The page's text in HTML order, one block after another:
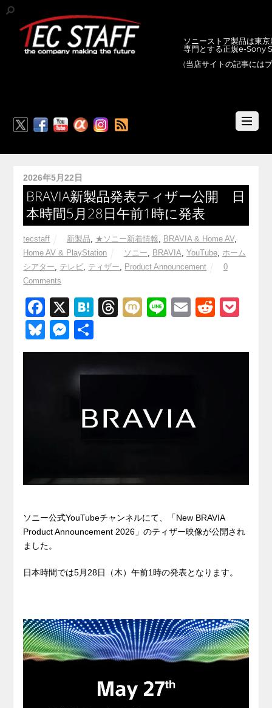
ソニーストア製品は東
専門とする正規e-Sony
(当店サイトの記事には
2026年5月22日
BRAVIA新製品発表ティザー公開 日
本時間5月28日午前1時に発表
tecstaff 新製品, ★ソニー新着情報, BRAVIA & Home AV,
Home AV & PlayStation
ソニー, BRAVIA, YouTube, ホーム
シアター, テレビ, ティザー, Product Announcement
0
Comments
F
a
c
X
H
e
n
T
e
M
Li
e
E
ail
R
d
ck
Bl
u
M
e
ss
e
有
ソニー公式YouTubeチャンネルにて、「New BRAVIA
Product Announcement 2026」のティザー映像が公開され
ました。
日本時間では5月28日（木）午前1時の発表となります。